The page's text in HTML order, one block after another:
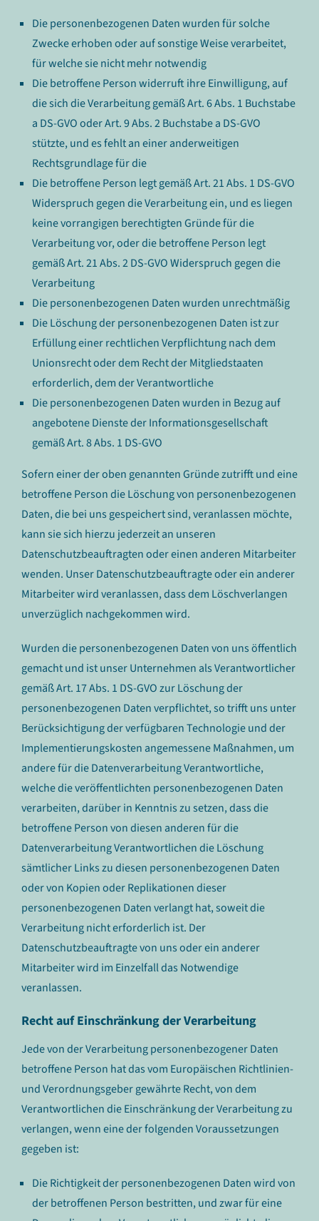
Die personenbezogenen Daten wurden für solche
Zwecke erhoben oder auf sonstige Weise verarbeitet,
für welche sie nicht mehr notwendig
Die betroffene Person widerruft ihre Einwilligung, auf
die sich die Verarbeitung gemäß Art. 6 Abs. 1 Buchstabe
a DS-GVO oder Art. 9 Abs. 2 Buchstabe a DS-GVO
stützte, und es fehlt an einer anderweitigen
Rechtsgrundlage für die
Die betroffene Person legt gemäß Art. 21 Abs. 1 DS-GVO
Widerspruch gegen die Verarbeitung ein, und es liegen
keine vorrangigen berechtigten Gründe für die
Verarbeitung vor, oder die betroffene Person legt
gemäß Art. 21 Abs. 2 DS-GVO Widerspruch gegen die
Verarbeitung
Die personenbezogenen Daten wurden unrechtmäßig
Die Löschung der personenbezogenen Daten ist zur
Erfüllung einer rechtlichen Verpflichtung nach dem
Unionsrecht oder dem Recht der Mitgliedstaaten
erforderlich, dem der Verantwortliche
Die personenbezogenen Daten wurden in Bezug auf
angebotene Dienste der Informationsgesellschaft
gemäß Art. 8 Abs. 1 DS-GVO
Sofern einer der oben genannten Gründe zutrifft und eine
betroffene Person die Löschung von personenbezogenen
Daten, die bei uns gespeichert sind, veranlassen möchte,
kann sie sich hierzu jederzeit an unseren
Datenschutzbeauftragten oder einen anderen Mitarbeiter
wenden. Unser Datenschutzbeauftragte oder ein anderer
Mitarbeiter wird veranlassen, dass dem Löschverlangen
unverzüglich nachgekommen wird.
Wurden die personenbezogenen Daten von uns öffentlich
gemacht und ist unser Unternehmen als Verantwortlicher
gemäß Art. 17 Abs. 1 DS-GVO zur Löschung der
personenbezogenen Daten verpflichtet, so trifft uns unter
Berücksichtigung der verfügbaren Technologie und der
Implementierungskosten angemessene Maßnahmen, um
andere für die Datenverarbeitung Verantwortliche,
welche die veröffentlichten personenbezogenen Daten
verarbeiten, darüber in Kenntnis zu setzen, dass die
betroffene Person von diesen anderen für die
Datenverarbeitung Verantwortlichen die Löschung
sämtlicher Links zu diesen personenbezogenen Daten
oder von Kopien oder Replikationen dieser
personenbezogenen Daten verlangt hat, soweit die
Verarbeitung nicht erforderlich ist. Der
Datenschutzbeauftragte von uns oder ein anderer
Mitarbeiter wird im Einzelfall das Notwendige
veranlassen.
Recht auf Einschränkung der Verarbeitung
Jede von der Verarbeitung personenbezogener Daten
betroffene Person hat das vom Europäischen Richtlinien-
und Verordnungsgeber gewährte Recht, von dem
Verantwortlichen die Einschränkung der Verarbeitung zu
verlangen, wenn eine der folgenden Voraussetzungen
gegeben ist:
Die Richtigkeit der personenbezogenen Daten wird von
der betroffenen Person bestritten, und zwar für eine